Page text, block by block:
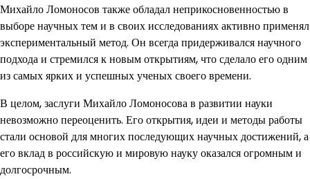
Михайло Ломоносов также обладал неприкосновенностью в
выборе научных тем и в своих исследованиях активно применял
экспериментальный метод. Он всегда придерживался научного
подхода и стремился к новым открытиям, что сделало его одним
из самых ярких и успешных ученых своего времени.
В целом, заслуги Михайло Ломоносова в развитии науки
невозможно переоценить. Его открытия, идеи и методы работы
стали основой для многих последующих научных достижений, а
его вклад в российскую и мировую науку оказался огромным и
долгосрочным.